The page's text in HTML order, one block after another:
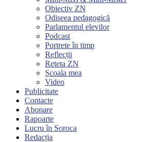
Obiectiv ZN
Odiseea pedagogică
Parlamentul elevilor
Podcast
Portrete în timp
Reflecții
Reteta ZN
Școala mea
Video
Publicitate
Contacte
Abonare
Rapoarte
Lucru în Soroca
Redacția